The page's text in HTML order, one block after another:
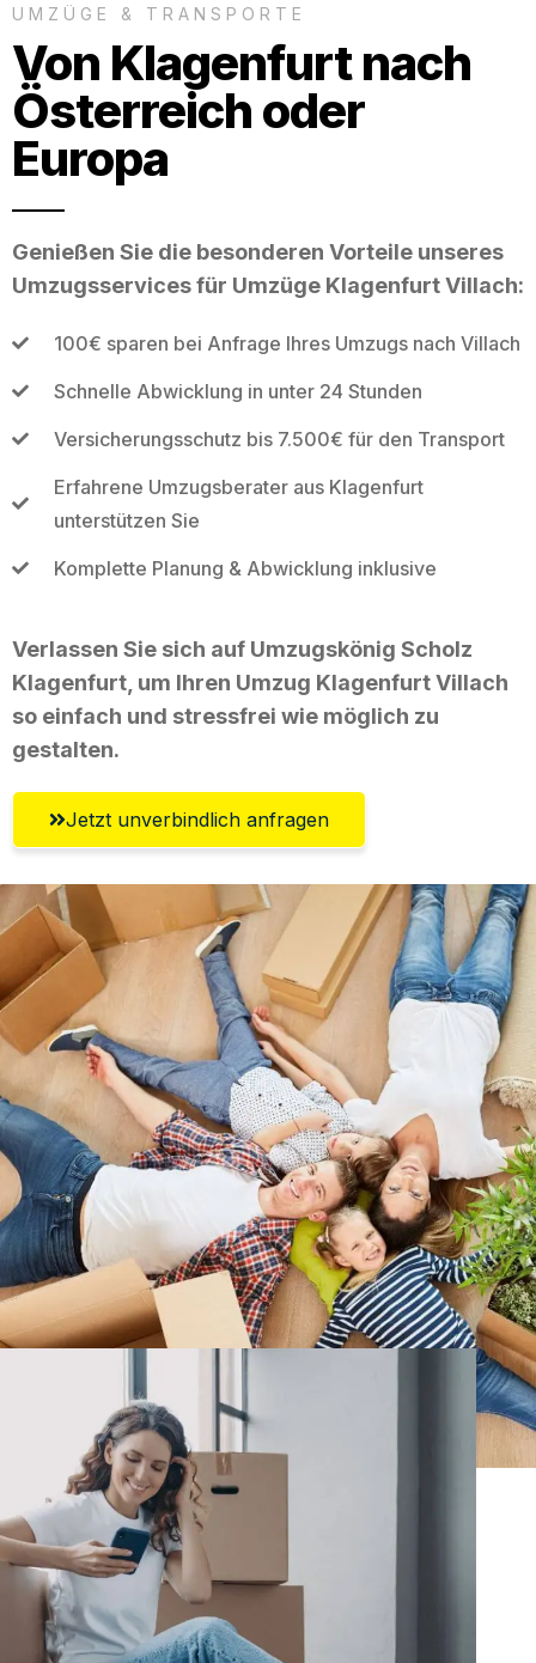
UMZÜGE & TRANSPORTE
Von Klagenfurt nach
Österreich oder
Europa
Genießen Sie die besonderen Vorteile unseres
Umzugsservices für Umzüge Klagenfurt Villach:
100€ sparen bei Anfrage Ihres Umzugs nach Villach
Schnelle Abwicklung in unter 24 Stunden
Versicherungsschutz bis 7.500€ für den Transport
Erfahrene Umzugsberater aus Klagenfurt
unterstützen Sie
Komplette Planung & Abwicklung inklusive
Verlassen Sie sich auf Umzugskönig Scholz
Klagenfurt, um Ihren Umzug Klagenfurt Villach
so einfach und stressfrei wie möglich zu
gestalten.
Jetzt unverbindlich anfragen